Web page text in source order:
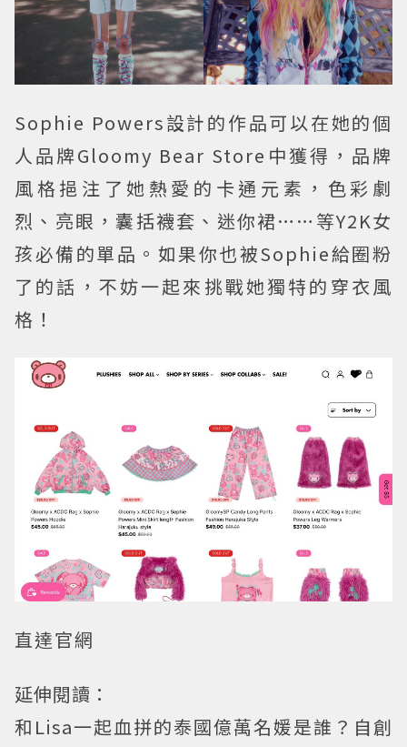
Sophie Powers設計的作品可以在她的個
人品牌Gloomy Bear Store中獲得，品牌
風格挹注了她熱愛的卡通元素，色彩劇
烈、亮眼，囊括襪套、迷你裙……等Y2K女
孩必備的單品。如果你也被Sophie給圈粉
了的話，不妨一起來挑戰她獨特的穿衣風
格！
直達官網
延伸閱讀：
和Lisa一起血拼的泰國億萬名媛是誰？自創